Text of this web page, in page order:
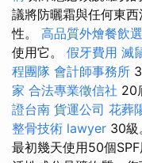
議將防曬霜與任何東
性。 高品質外燴餐飲
使用它。 假牙費用 滅
程團隊 會計師事務所
家 合法專業徵信社 20
證台南 貨運公司 花葬
整骨技術 lawyer 30級
最初幾天使用50個